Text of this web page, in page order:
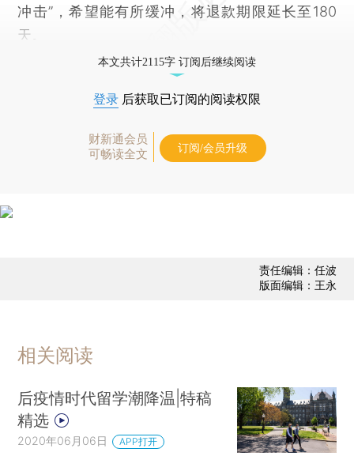
冲击”，希望能有所缓冲，将退款期限延长至180
天。
本文共计2115字 订阅后继续阅读
登录 后获取已订阅的阅读权限
财新通会员
可畅读全文
订阅/会员升级
责任编辑：任波
版面编辑：王永
相关阅读
后疫情时代留学潮降温|特稿
精选
2020年06月06日 APP打开